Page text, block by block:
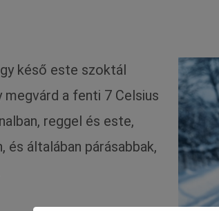
késő este szoktál
a fenti 7 Celsius
reggel és este,
és általában párásabbak,